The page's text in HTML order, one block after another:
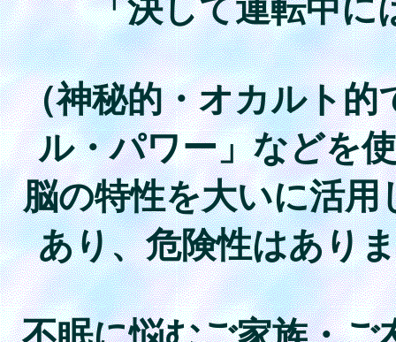
「決して運転中に
（神秘的・オカルト的
ル・パワー」などを
脳の特性を大いに活用
あり、危険性はあり